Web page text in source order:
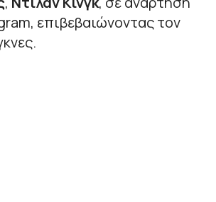
επιβεβαιώνοντας τον